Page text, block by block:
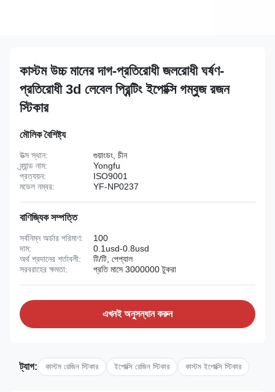
কাস্টম উচ্চ মানের দাগ-প্রতিরোধী জলরোধী ঘর্ষণ-
প্রতিরোধী 3d লেবেল প্রিন্টিং ইপোক্সি গম্বুজ রজন
স্টিকার
মৌলিক বৈশিষ্ট্য
উত্স স্থান:
গুয়াংডং, চীন
ব্র্যান্ড নাম:
Yongfu
প্রত্যয়ন:
ISO9001
মডেল নম্বর:
YF-NP0237
বাণিজ্যিক সম্পত্তি
সর্বনিম্ন অর্ডার পরিমাণ:
100
দাম:
0.1usd-0.8usd
অর্থ প্রদানের শর্তাবলী:
টি/টি, পেপ্যাল
সরবরাহের ক্ষমতা:
প্রতি মাসে 3000000 টুকরা
এখনই অনুসন্ধান করুন
ট্যাগ: কাস্টম রেজিন স্টিকার ইপোক্সি রেজিন স্টিকার কাস্টম ইপোক্সি স্টিকার